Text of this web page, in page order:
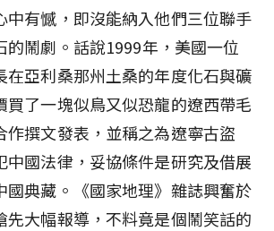
中有憾，即沒能納入他們三位聯手
的鬧劇。話說1999年，美國一位
在亞利桑那州土桑的年度化石與礦
買了一塊似鳥又似恐龍的遼西帶毛
作撰文發表，並稱之為遼寧古盜
中國法律，妥協條件是研究及借展
國典藏。《國家地理》雜誌興奮於
先大幅報導，不料竟是個鬧笑話的